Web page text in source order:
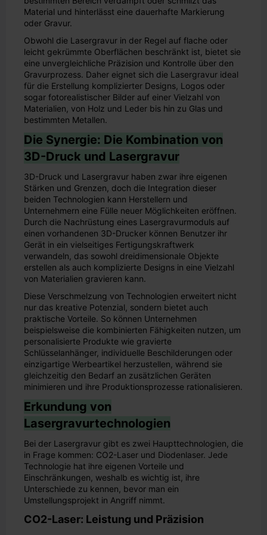
Material und hinterlässt eine dauerhafte Markierung
oder Gravur.
Obwohl die Lasergravur in der Regel auf flache oder
leicht gekrümmte Oberflächen beschränkt ist, bietet sie
eine unvergleichliche Präzision und Kontrolle über den
Gravurprozess. Daher eignet sich die Lasergravur ideal
für die Erstellung komplizierter Designs, Logos oder
sogar fotorealistischer Bilder auf einer Vielzahl von
Materialien, von Holz und Leder bis hin zu Glas und
bestimmten Metallen.
Die Synergie: Die Kombination von
3D-Druck und Lasergravur
3D-Druck und Lasergravur haben zwar ihre eigenen
Stärken und Grenzen, doch die Integration dieser
beiden Technologien kann Herstellern und
Unternehmern eine Fülle neuer Möglichkeiten eröffnen.
Durch die Nachrüstung eines Lasergravurmoduls auf
einen vorhandenen 3D-Drucker können Benutzer ihr
Gerät in ein vielseitiges Fertigungskraftwerk
verwandeln, das sowohl dreidimensionale Objekte
erstellen als auch komplizierte Designs in eine Vielzahl
von Materialien gravieren kann.
Diese Verschmelzung von Technologien erweitert nicht
nur das kreative Potenzial, sondern bietet auch
praktische Vorteile. So können Unternehmen
beispielsweise die kombinierten Fähigkeiten nutzen, um
personalisierte Produkte wie gravierte
Schlüsselanhänger, individuelle Beschilderungen oder
einzigartige Werbeartikel herzustellen, während sie
gleichzeitig den Bedarf an zusätzlichen Geräten
minimieren und ihre Produktionsprozesse rationalisieren.
Erkundung von
Lasergravurtechnologien
Bei der Lasergravur gibt es zwei Haupttechnologien, die
in Frage kommen: CO2-Laser und Diodenlaser. Jede
Technologie hat ihre eigenen Vorteile und
Einschränkungen, weshalb es wichtig ist, ihre
Unterschiede zu kennen, bevor man ein
Umstellungsprojekt in Angriff nimmt.
CO2-Laser: Leistung und Präzision